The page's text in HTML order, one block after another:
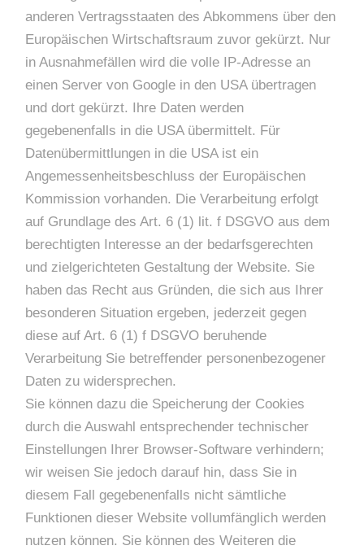
anderen Vertragsstaaten des Abkommens über den
Europäischen Wirtschaftsraum zuvor gekürzt. Nur
in Ausnahmefällen wird die volle IP-Adresse an
einen Server von Google in den USA übertragen
und dort gekürzt. Ihre Daten werden
gegebenenfalls in die USA übermittelt. Für
Datenübermittlungen in die USA ist ein
Angemessenheitsbeschluss der Europäischen
Kommission vorhanden. Die Verarbeitung erfolgt
auf Grundlage des Art. 6 (1) lit. f DSGVO aus dem
berechtigten Interesse an der bedarfsgerechten
und zielgerichteten Gestaltung der Website. Sie
haben das Recht aus Gründen, die sich aus Ihrer
besonderen Situation ergeben, jederzeit gegen
diese auf Art. 6 (1) f DSGVO beruhende
Verarbeitung Sie betreffender personenbezogener
Daten zu widersprechen.
Sie können dazu die Speicherung der Cookies
durch die Auswahl entsprechender technischer
Einstellungen Ihrer Browser-Software verhindern;
wir weisen Sie jedoch darauf hin, dass Sie in
diesem Fall gegebenenfalls nicht sämtliche
Funktionen dieser Website vollumfänglich werden
nutzen können. Sie können des Weiteren die